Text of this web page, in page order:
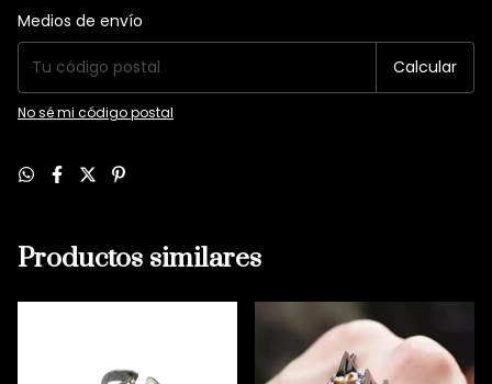
Entregas para el CP:
Medios de envío
Calcular
No sé mi código postal
Productos similares